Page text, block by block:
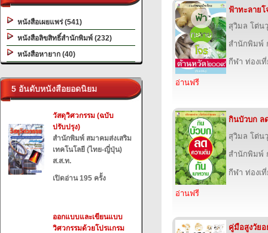
หนังสือเผยแพร่ (541)
หนังสือลิขสิทธิ์สำนักพิมพ์ (232)
หนังสือหายาก (40)
5 อันดับหนังสือยอดนิยม
วัสดุวิศวกรรม (ฉบับ
ปรับปรุง)
สำนักพิมพ์ สมาคมส่งเสริม
เทคโนโลยี (ไทย-ญี่ปุ่น)
ส.ส.ท.
เปิดอ่าน 195 ครั้ง
ออกแบบและเขียนแบบ
วิศวกรรมด้วยโปรแกรม
ฟ้าทะลายโ
สุวิมล โต่น
สำนักพิมพ์
กีฬา ท่องเ
อ่านฟรี
กินบัวบก ล
สุวิมล โต่น
สำนักพิมพ์
กีฬา ท่องเ
อ่านฟรี
คู่มือสูงวัย